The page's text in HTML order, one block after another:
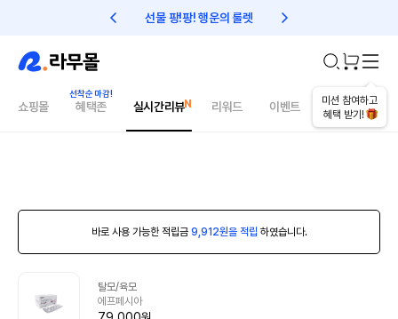
선물 팡!팡! 행운의 룰렛 친구초대 1만원 리워드!
미션 참여하고
혜택 받기!
쇼핑몰 혜택존 실시간리뷰 리워드 이벤트 건강매거진
바로 사용 가능한 적립금 9,912원을 적립 하였습니다.
탈모/육모
에프페시아